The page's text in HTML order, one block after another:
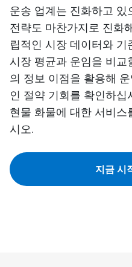
운송 업계는 진화하고
전략도 마찬가지로 진화
립적인 시장 데이터와
시장 평균과 운임을 비
의 정보 이점을 활용해
인 절약 기회를 확인하
현물 화물에 대한 서비
시오.
지금 시